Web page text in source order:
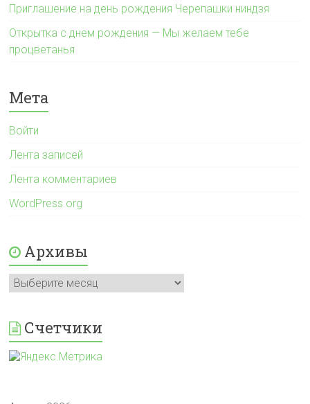
Приглашение на день рождения Черепашки ниндзя
Открытка с днем рождения — Мы желаем тебе
процветанья
Мета
Войти
Лента записей
Лента комментариев
WordPress.org
Архивы
Архивы
Счетчики